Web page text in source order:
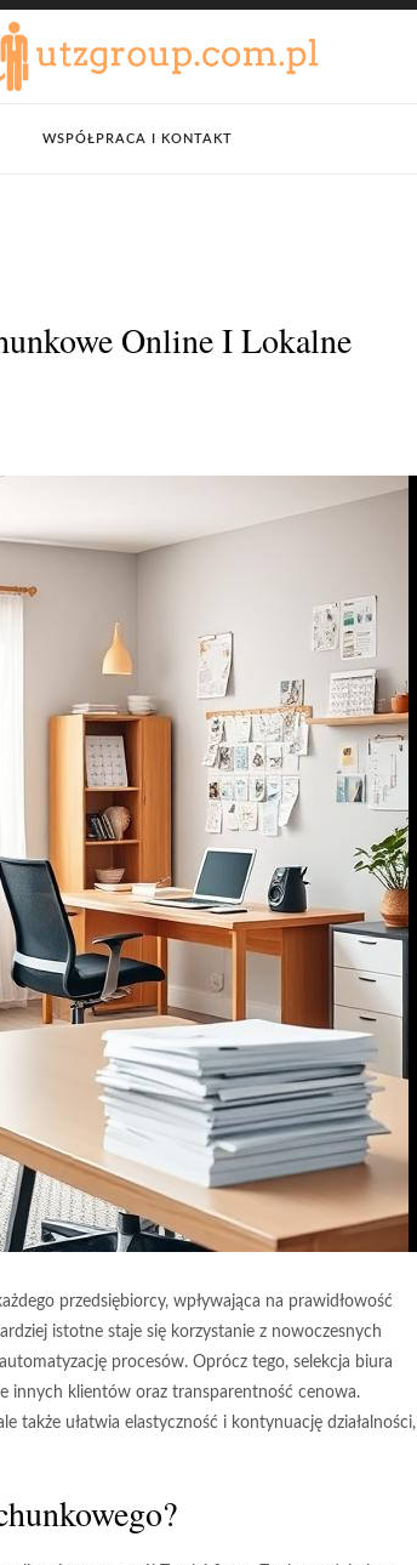
WSPÓŁPRACA I KONTAKT
Online I Lokalne
przedsiębiorcy, wpływająca na prawidłowość
istotne staje się korzystanie z nowoczesnych
procesów. Oprócz tego, selekcja biura
innych klientów oraz transparentność cenowa.
także ułatwia elastyczność i kontynuację działalności,